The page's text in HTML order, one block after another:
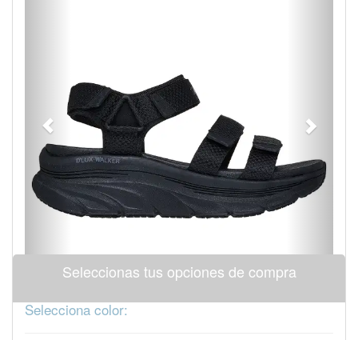
Seleccionas tus opciones de compra
Selecciona color: